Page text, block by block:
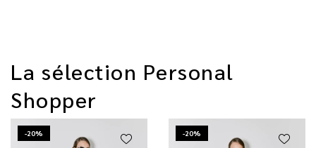
La sélection Personal
Shopper
-20% -20%